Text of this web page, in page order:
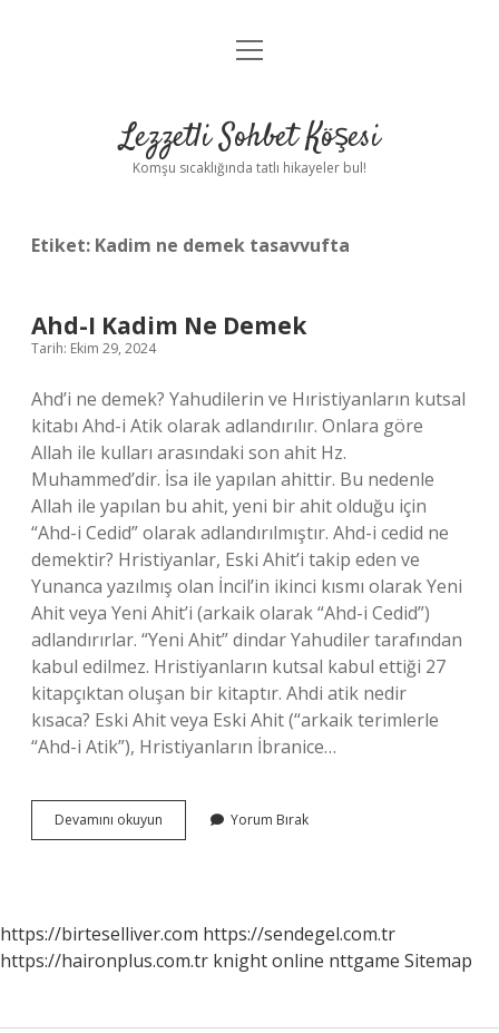
Anasayfa
Yasal Uyarı
menüyü
Lezzetli Sohbet Köşesi
Komşu sıcaklığında tatlı hikayeler bul!
Etiket: Kadim ne demek tasavvufta
Ahd-I Kadim Ne Demek
Tarih: Ekim 29, 2024
Ahd’i ne demek? Yahudilerin ve Hıristiyanların kutsal
kitabı Ahd-i Atik olarak adlandırılır. Onlara göre
Allah ile kulları arasındaki son ahit Hz.
Muhammed’dir. İsa ile yapılan ahittir. Bu nedenle
Allah ile yapılan bu ahit, yeni bir ahit olduğu için
“Ahd-i Cedid” olarak adlandırılmıştır. Ahd-i cedid ne
demektir? Hristiyanlar, Eski Ahit’i takip eden ve
Yunanca yazılmış olan İncil’in ikinci kısmı olarak Yeni
Ahit veya Yeni Ahit’i (arkaik olarak “Ahd-i Cedid”)
adlandırırlar. “Yeni Ahit” dindar Yahudiler tarafından
kabul edilmez. Hristiyanların kutsal kabul ettiği 27
kitapçıktan oluşan bir kitaptır. Ahdi atik nedir
kısaca? Eski Ahit veya Eski Ahit (“arkaik terimlerle
“Ahd-i Atik”), Hristiyanların İbranice…
Devamını okuyun
I
Yorum Bırak
https://birteselliver.com https://sendegel.com.tr
https://haironplus.com.tr knight online nttgame Sitemap